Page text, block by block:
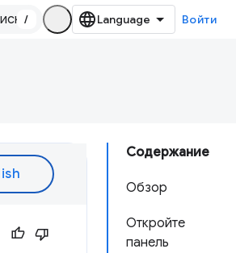
/ Войти
Содержание
Обзор
Откройте
панель